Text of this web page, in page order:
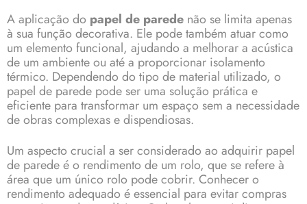
A aplicação do papel de parede não se limita apenas
à sua função decorativa. Ele pode também atuar como
um elemento funcional, ajudando a melhorar a acústica
de um ambiente ou até a proporcionar isolamento
térmico. Dependendo do tipo de material utilizado, o
papel de parede pode ser uma solução prática e
eficiente para transformar um espaço sem a necessidade
de obras complexas e dispendiosas.
Um aspecto crucial a ser considerado ao adquirir papel
de parede é o rendimento de um rolo, que se refere à
área que um único rolo pode cobrir. Conhecer o
rendimento adequado é essencial para evitar compras